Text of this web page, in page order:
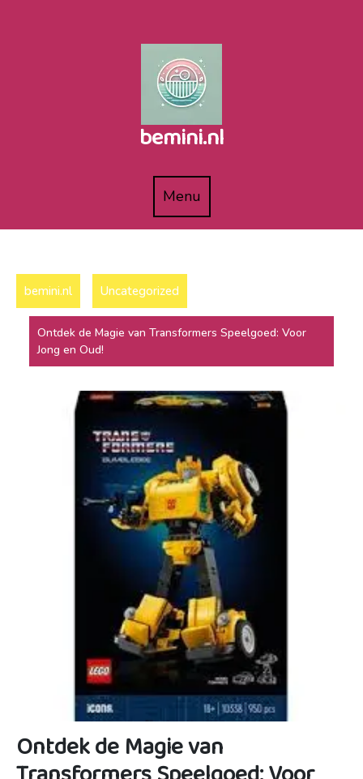
bemini.nl
MenuMenu
bemini.nl Uncategorized
Ontdek de Magie van Transformers Speelgoed: Voor
Jong en Oud!
Ontdek de Magie van